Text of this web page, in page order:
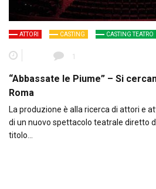
ATTORI CASTING CASTING TEATRO
1
“Abbassate le Piume” – Si
Roma
La produzione è alla ricerca di attori e
di un nuovo spettacolo teatrale diretto
titolo…